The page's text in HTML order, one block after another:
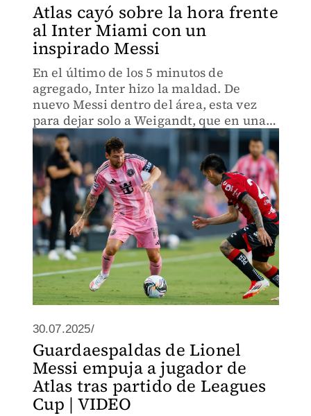
Atlas cayó sobre la hora frente
al Inter Miami con un
inspirado Messi
En el último de los 5 minutos de
agregado, Inter hizo la maldad. De
nuevo Messi dentro del área, esta vez
para dejar solo a Weigandt, que en una
calca del primer tanto, apareció sin
marca para poner el 2-1
30.07.2025/
Guardaespaldas de Lionel
Messi empuja a jugador de
Atlas tras partido de Leagues
Cup | VIDEO